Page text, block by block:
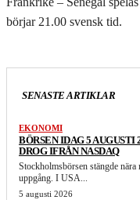
börjar 21.00 svensk tid.
SENASTE ARTIKLAR
EKONOMI
BÖRSEN IDAG 5
DROG IFRÅN NASDAQ
Stockholmsbörsen stängde
uppgång. I USA...
5 augusti 2026